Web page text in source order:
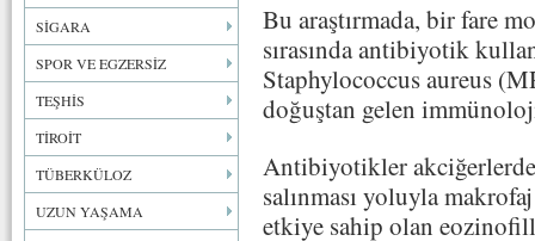
SİGARA
SPOR VE EGZERSİZ
TEŞHİS
TİROİT
TÜBERKÜLOZ
UZUN YAŞAMA
Bu araştırmada, bir fare
sırasında antibiyotik
Staphylococcus aureus
doğuştan gelen
Antibiyotikler
salınması yoluyla
etkiye sahip olan